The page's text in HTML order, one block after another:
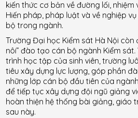
kiến thức cơ bản về đường lối, nhiệm
Hiến pháp, pháp luật và về nghiệp
bộ trong ngành.
Trường Đại học Kiểm sát Hà Nội còn
nôi” đào tạo cán bộ ngành Kiểm
trình học tập của sinh viên, trường
tiêu xây dựng lực lượng, góp phần
những lớp cán bộ đầu tiên của
để tiếp tục xây dựng đội ngũ giảng
hoàn thiện hệ thống bài giảng, giáo
sau này.